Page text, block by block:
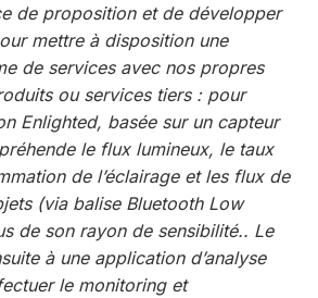
de proposition et de développer
mettre à disposition une
de services avec nos propres
ou services tiers : pour
Enlighted, basée sur un capteur
le flux lumineux, le taux
de l’éclairage et les flux de
(via balise Bluetooth Low
de son rayon de sensibilité.. Le
à une application d’analyse
le monitoring et